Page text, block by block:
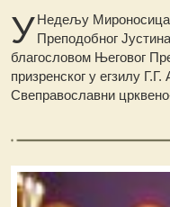
УНедељу
Преподобног
благословом Његовог
призренског у егзилу
Свеправославни